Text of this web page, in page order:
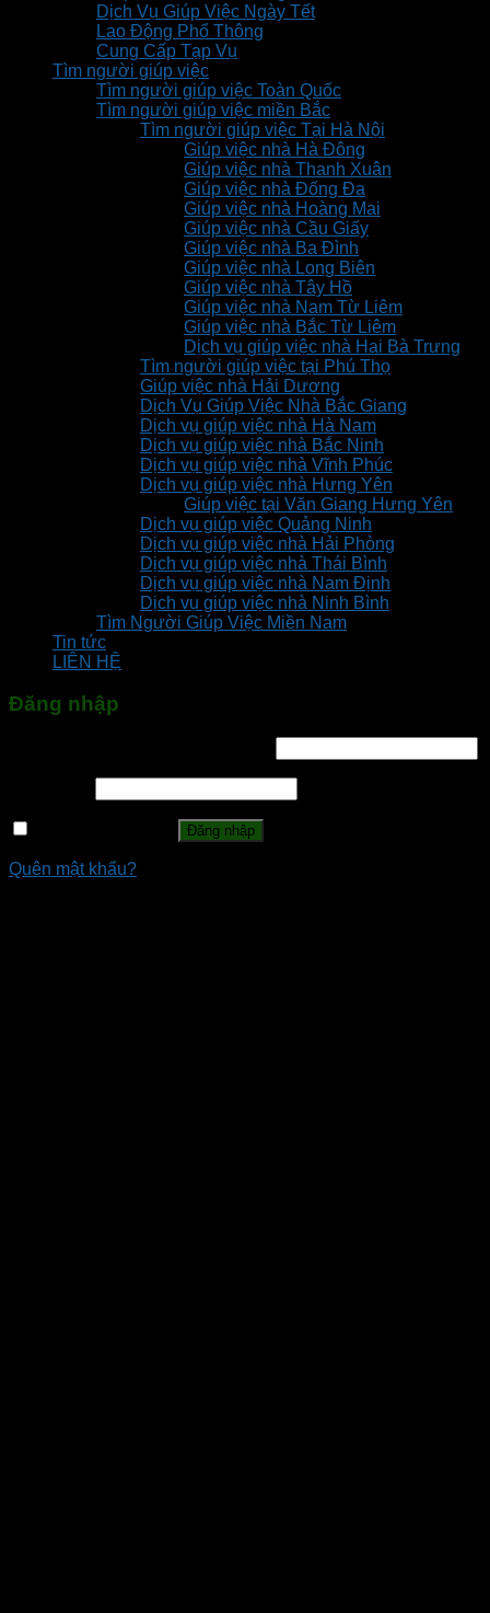
Dịch Vụ Giúp Việc Ngày Tết
Lao Động Phổ Thông
Cung Cấp Tạp Vụ
Tìm người giúp việc
Tìm người giúp việc Toàn Quốc
Tìm người giúp việc miền Bắc
Tìm người giúp việc Tại Hà Nội
Giúp việc nhà Hà Đông
Giúp việc nhà Thanh Xuân
Giúp việc nhà Đống Đa
Giúp việc nhà Hoàng Mai
Giúp việc nhà Cầu Giấy
Giúp việc nhà Ba Đình
Giúp việc nhà Long Biên
Giúp việc nhà Tây Hồ
Giúp việc nhà Nam Từ Liêm
Giúp việc nhà Bắc Từ Liêm
Dịch vụ giúp việc nhà Hai Bà Trưng
Tìm người giúp việc tại Phú Thọ
Giúp việc nhà Hải Dương
Dịch Vụ Giúp Việc Nhà Bắc Giang
Dịch vụ giúp việc nhà Hà Nam
Dịch vụ giúp việc nhà Bắc Ninh
Dịch vụ giúp việc nhà Vĩnh Phúc
Dịch vụ giúp việc nhà Hưng Yên
Giúp việc tại Văn Giang Hưng Yên
Dịch vụ giúp việc Quảng Ninh
Dịch vụ giúp việc nhà Hải Phòng
Dịch vụ giúp việc nhà Thái Bình
Dịch vụ giúp việc nhà Nam Định
Dịch vụ giúp việc nhà Ninh Bình
Tìm Người Giúp Việc Miền Nam
Tin tức
LIÊN HỆ
Đăng nhập
Đăng nhập
Quên mật khẩu?